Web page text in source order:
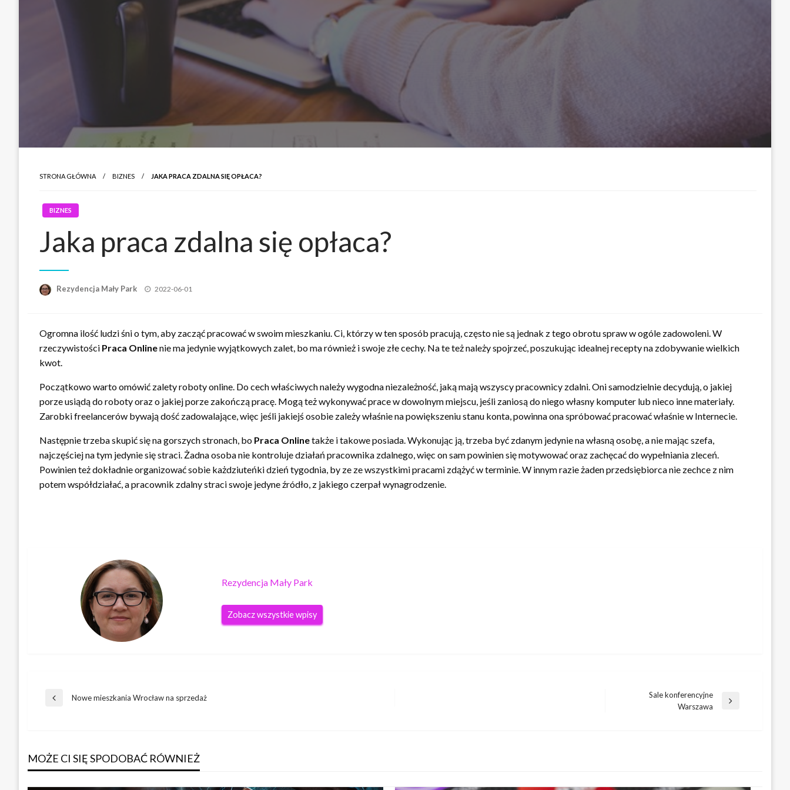
STRONA GŁÓWNA BIZNES JAKA PRACA ZDALNA SIĘ OPŁACA?
BIZNES
Jaka praca zdalna się opłaca?
Rezydencja Mały Park
Opublikowane
2022-06-01
Ogromna ilość ludzi śni o tym, aby zacząć pracować w swoim mieszkaniu. Ci, którzy w ten sposób pracują, często nie są jednak z tego obrotu spraw w ogóle zadowoleni. W
rzeczywistości Praca Onlinenie ma jedynie wyjątkowych zalet, bo ma również i swoje złe cechy. Na te też należy spojrzeć, poszukując idealnej recepty na zdobywanie wielkich
kwot.
Początkowo warto omówić zalety roboty online. Do cech właściwych należy wygodna niezależność, jaką mają wszyscy pracownicy zdalni. Oni samodzielnie decydują, o jakiej
porze usiądą do roboty oraz o jakiej porze zakończą pracę. Mogą też wykonywać prace w dowolnym miejscu, jeśli zaniosą do niego własny komputer lub nieco inne materiały.
Zarobki freelancerów bywają dość zadowalające, więc jeśli jakiejś osobie zależy właśnie na powiększeniu stanu konta, powinna ona spróbować pracować właśnie w Internecie.
Następnie trzeba skupić się na gorszych stronach, bo Praca Onlinetakże i takowe posiada. Wykonując ją, trzeba być zdanym jedynie na własną osobę, a nie mając szefa,
najczęściej na tym jedynie się straci. Żadna osoba nie kontroluje działań pracownika zdalnego, więc on sam powinien się motywować oraz zachęcać do wypełniania zleceń.
Powinien też dokładnie organizować sobie każdziuteńki dzień tygodnia, by ze ze wszystkimi pracami zdążyć w terminie. W innym razie żaden przedsiębiorca nie zechce z nim
potem współdziałać, a pracownik zdalny straci swoje jedyne źródło, z jakiego czerpał wynagrodzenie.
Rezydencja Mały Park
Zobacz wszystkie wpisy
Nawigacja
Poprzedni
Nowe mieszkania Wrocław na sprzedaż
Sale konferencyjne
Warszawa
MOŻE CI SIĘ SPODOBAĆ RÓWNIEŻ